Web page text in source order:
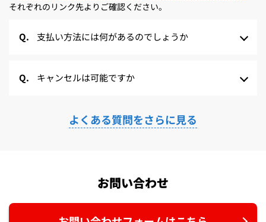
それぞれのリンク先よりご確認ください。
支払い方法には何があるのでしょうか
キャンセルは可能ですか
よくある質問をさらに見る
お問い合わせ